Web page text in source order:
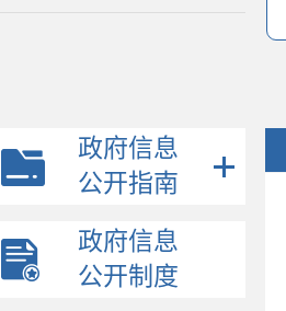
政府信息
公开指南
政府信息
公开制度